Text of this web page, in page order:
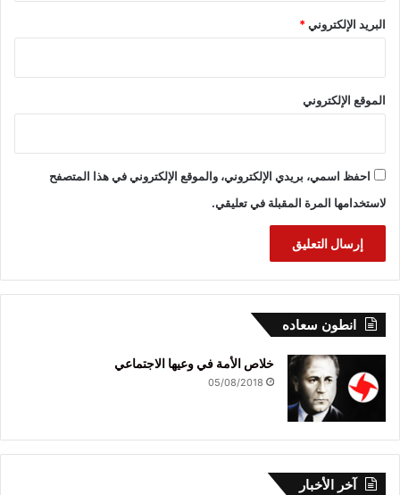
البريد الإلكتروني*
الموقع الإلكتروني
احفظ اسمي، بريدي الإلكتروني، والموقع الإلكتروني في هذا المتصفح
لاستخدامها المرة المقبلة في تعليقي.
انطون سعاده
خلاص الأمة في وعيها الاجتماعي
05/08/2018
آخر الأخبار